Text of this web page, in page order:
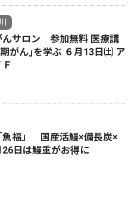
んサロン 参加無料 医療講
がん｣を学ぶ ６月13日㈯ ア
魚福」 国産活鰻×備長炭×
日は鰻重がお得に